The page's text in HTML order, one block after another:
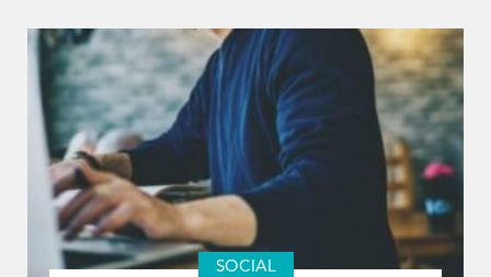
SOCIAL